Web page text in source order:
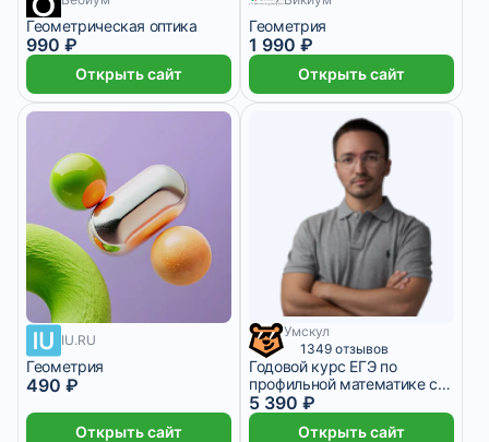
Геометрическая оптика
990 ₽
Открыть сайт
Геометрия
1 990 ₽
Открыть сайт
IU.RU
Геометрия
490 ₽
Открыть сайт
1 348 ₽/мес
Умскул
1349 отзывов
Годовой курс ЕГЭ по
профильной математике с
Артуром Шарафиевым (11
класс)
5 390 ₽
Открыть сайт